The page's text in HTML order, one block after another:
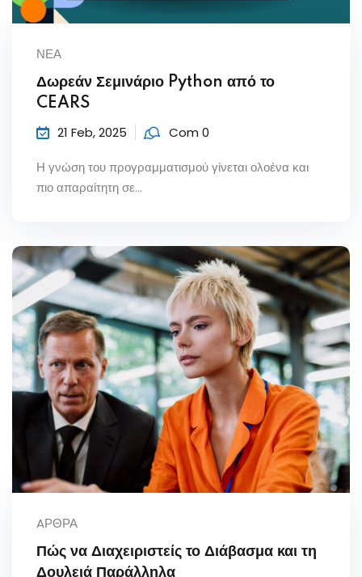
ΝΕΑ
Δωρεάν Σεμινάριο Python από το
CEARS
21 Feb, 2025 Com 0
Η γνώση του προγραμματισμού γίνεται ολοένα και
πιο απαραίτητη σε...
AΡΘΡΑ
Πώς να Διαχειριστείς το Διάβασμα και τη
Δουλειά Παράλληλα